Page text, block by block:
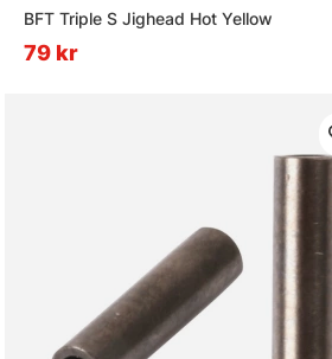
BFT Triple S Jighead Hot Yellow
79 kr